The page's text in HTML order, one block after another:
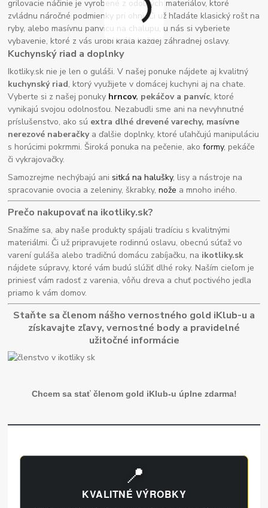
grilovacie náčinie je vyrobené z odolných materiálov, ktoré
zvládnu náročné podmienky pri ohni. Či už hľadáte klasický rošt na
ryby, alebo masívnu panvicu na chalupu, u nás si vyberiete
vybavenie, ktoré z vás urobí kráľa každej záhradnej oslavy.
Kuchynský riad a doplnky
Ikotliky.sk nie je len o guláši. V našej ponuke nájdete aj kvalitný
kuchynský riad, ktorý využijete v domácej kuchyni aj na chate.
Vyberte si z našej ponuky hrncov, pekáčov a panvíc, ktoré
vynikajú svojou odolnosťou. Nezabudli sme ani na nevyhnutné
príslušenstvo, ako sú extra dlhé drevené varechy, masívne
nerezové naberačkya ďalšie doplnky, ktoré uľahčujú manipuláciu
s horúcimi pokrmmi. Široká ponuka na pečenie, akoformy, pekáče
či vykrajovačky.
Samozrejme nechýbajú anisitká na halušky, lisy a nástroje na
spracovanie ovocia a zeleniny, škrabky,nože a mnoho iného.
Prečo nakupovať na ikotliky.sk?
Snažíme sa, aby naše produkty spájali tradíciu s kvalitnými
materiálmi. Či už pripravujete rodinnú oslavu, obecnú súťaž vo
varení guláša alebo tradičnú domácu zabíjačku, na ikotliky.sk
nájdete súpravy, ktoré vám budú slúžiť dlhé roky. Naším cieľom je
priniesť vám radosť z varenia, vôňu dreva a chuť poctivého jedla
priamo k vám domov.
Staňte sa členom nášho vernostného gold iKlub-u a
získavajte zľavy, vernostné body a pravidelné
užitočné informácie
Chcem sa stať členom gold iKlub-u úplne zdarma!
📍
KVALITNÉ VÝROBKY